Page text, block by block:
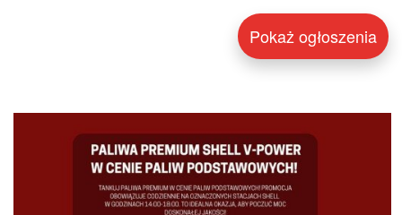
Pokaż ogłoszenia